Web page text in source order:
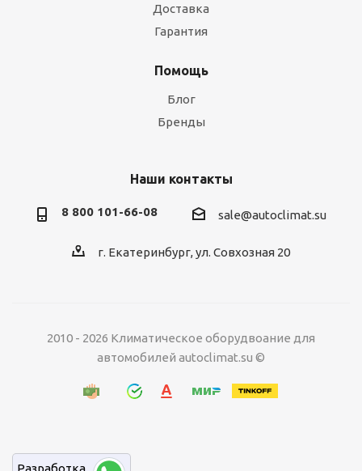
Доставка
Гарантия
Помощь
Блог
Бренды
Наши контакты
8 800 101-66-08 sale@autoclimat.su
г. Екатеринбург, ул. Совхозная 20
2010 - 2026 Климатическое оборудвоание для
автомобилей autoclimat.su ©
Разработка